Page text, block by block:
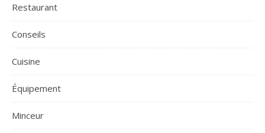
Restaurant
Conseils
Cuisine
Équipement
Minceur